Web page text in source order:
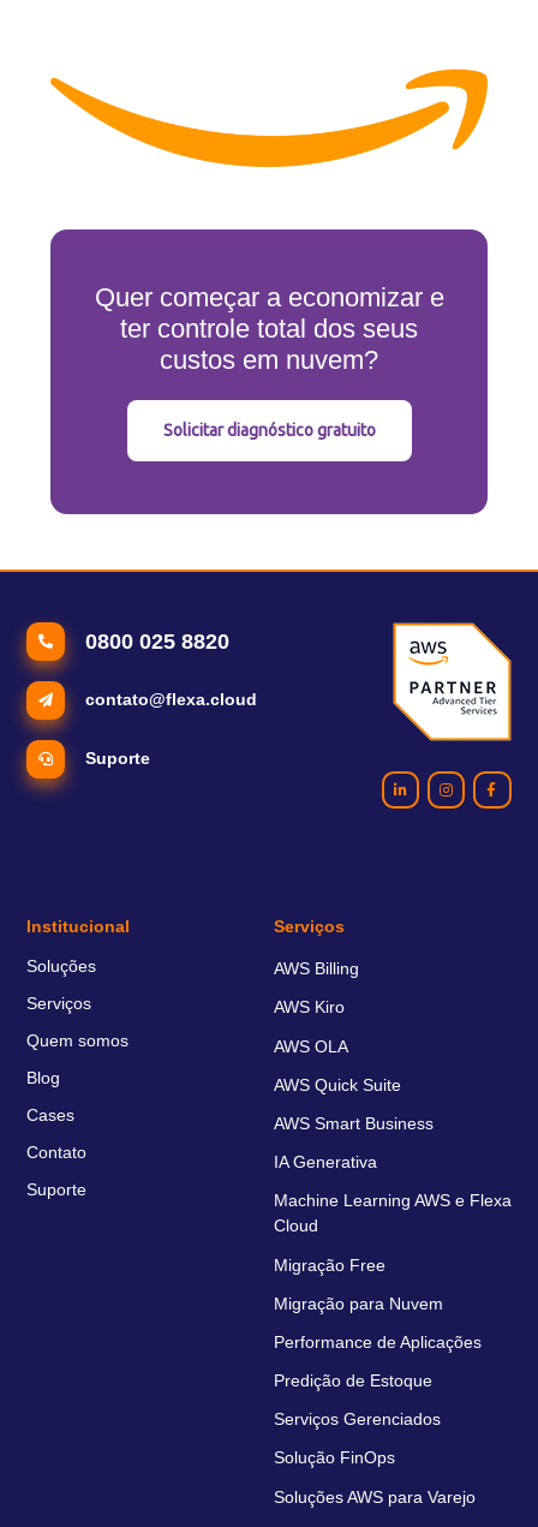
Quer começar a economizar e
ter controle total dos seus
custos em nuvem?
Solicitar diagnóstico gratuito
0800 025 8820
contato@flexa.cloud
Suporte
Institucional
Soluções
Serviços
Quem somos
Blog
Cases
Contato
Suporte
Serviços
AWS Billing
AWS Kiro
AWS OLA
AWS Quick Suite
AWS Smart Business
IA Generativa
Machine Learning AWS e Flexa
Cloud
Migração Free
Migração para Nuvem
Performance de Aplicações
Predição de Estoque
Serviços Gerenciados
Solução FinOps
Soluções AWS para Varejo